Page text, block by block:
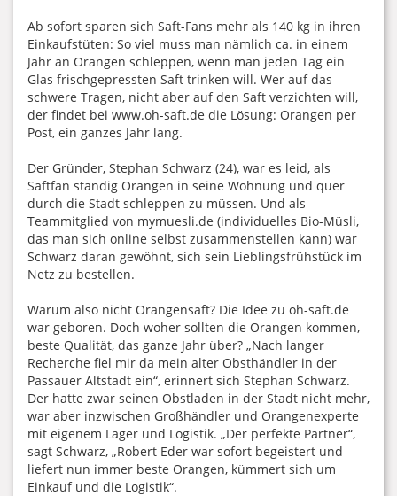
Ab sofort sparen sich Saft-Fans mehr als 140 kg in ihren
Einkaufstüten: So viel muss man nämlich ca. in einem
Jahr an Orangen schleppen, wenn man jeden Tag ein
Glas frischgepressten Saft trinken will. Wer auf das
schwere Tragen, nicht aber auf den Saft verzichten will,
der findet bei www.oh-saft.de die Lösung: Orangen per
Post, ein ganzes Jahr lang.
Der Gründer, Stephan Schwarz (24), war es leid, als
Saftfan ständig Orangen in seine Wohnung und quer
durch die Stadt schleppen zu müssen. Und als
Teammitglied von mymuesli.de (individuelles Bio-Müsli,
das man sich online selbst zusammenstellen kann) war
Schwarz daran gewöhnt, sich sein Lieblingsfrühstück im
Netz zu bestellen.
Warum also nicht Orangensaft? Die Idee zu oh-saft.de
war geboren. Doch woher sollten die Orangen kommen,
beste Qualität, das ganze Jahr über? „Nach langer
Recherche fiel mir da mein alter Obsthändler in der
Passauer Altstadt ein“, erinnert sich Stephan Schwarz.
Der hatte zwar seinen Obstladen in der Stadt nicht mehr,
war aber inzwischen Großhändler und Orangenexperte
mit eigenem Lager und Logistik. „Der perfekte Partner“,
sagt Schwarz, „Robert Eder war sofort begeistert und
liefert nun immer beste Orangen, kümmert sich um
Einkauf und die Logistik“.